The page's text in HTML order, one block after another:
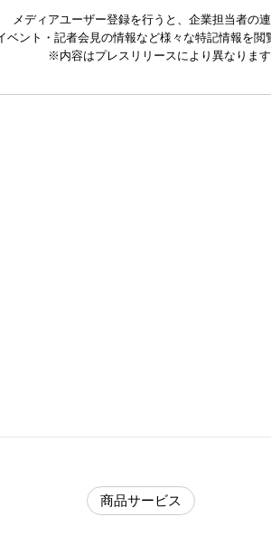
メディアユーザー登録を行うと、企業担当者の連
ベント・記者会見の情報など様々な特記情報を閲
※内容はプレスリリースにより異なります
商品サービス